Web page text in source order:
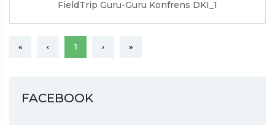
FieldTrip Guru-Guru Konfrens DKI_1
« ‹ 1 › »
FACEBOOK